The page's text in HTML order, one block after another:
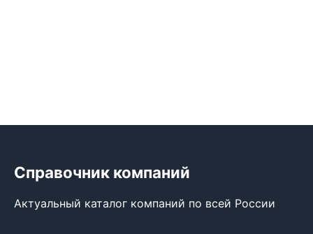
Справочник компаний
Актуальный каталог компаний по всей России